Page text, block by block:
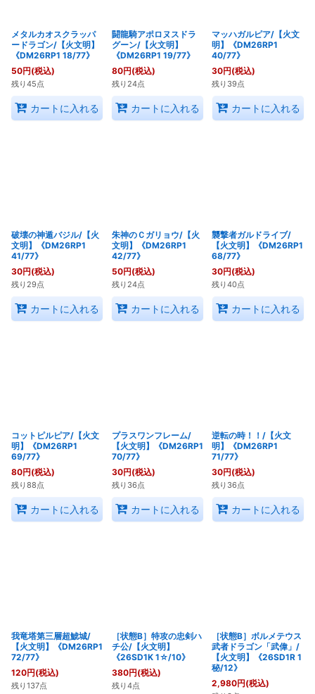
メタルカオスクラッパ
ードラゴン/【火文明】
《DM26RP1 18/77》
50円(税込)
残り45点
カートに入れる
闘龍騎アポロヌスドラ
グーン/【火文明】
《DM26RP1 19/77》
80円(税込)
残り24点
カートに入れる
マッハガルピア/【火文
明】《DM26RP1
40/77》
30円(税込)
残り39点
カートに入れる
破壊の神遁バジル/【火
文明】《DM26RP1
41/77》
30円(税込)
残り29点
カートに入れる
朱神のＣガリョウ/【火
文明】《DM26RP1
42/77》
50円(税込)
残り24点
カートに入れる
襲撃者ガルドライブ/
【火文明】《DM26RP1
68/77》
30円(税込)
残り40点
カートに入れる
コットピルピア/【火文
明】《DM26RP1
69/77》
80円(税込)
残り88点
カートに入れる
プラスワンフレーム/
【火文明】《DM26RP1
70/77》
30円(税込)
残り36点
カートに入れる
逆転の時！！/【火文
明】《DM26RP1
71/77》
30円(税込)
残り36点
カートに入れる
我竜塔第三層超鯱城/
【火文明】《DM26RP1
72/77》
120円(税込)
残り137点
［状態B］特攻の忠剣ハ
チ公/【火文明】
《26SD1K 1☆/10》
380円(税込)
残り4点
［状態B］ボルメテウス
武者ドラゴン「武偉」/
【火文明】《26SD1R 1
秘/12》
2,980円(税込)